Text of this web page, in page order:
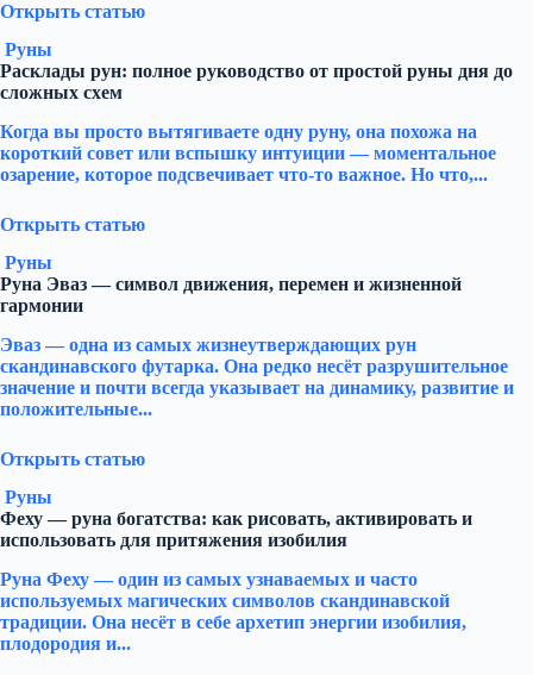
Открыть статью
Руны
Расклады рун: полное руководство от простой руны дня до
сложных схем
Когда вы просто вытягиваете одну руну, она похожа на
короткий совет или вспышку интуиции — моментальное
озарение, которое подсвечивает что-то важное. Но что,...
Открыть статью
Руны
Руна Эваз — символ движения, перемен и жизненной
гармонии
Эваз — одна из самых жизнеутверждающих рун
скандинавского футарка. Она редко несёт разрушительное
значение и почти всегда указывает на динамику, развитие и
положительные...
Открыть статью
Руны
Феху — руна богатства: как рисовать, активировать и
использовать для притяжения изобилия
Руна Феху — один из самых узнаваемых и часто
используемых магических символов скандинавской
традиции. Она несёт в себе архетип энергии изобилия,
плодородия и...